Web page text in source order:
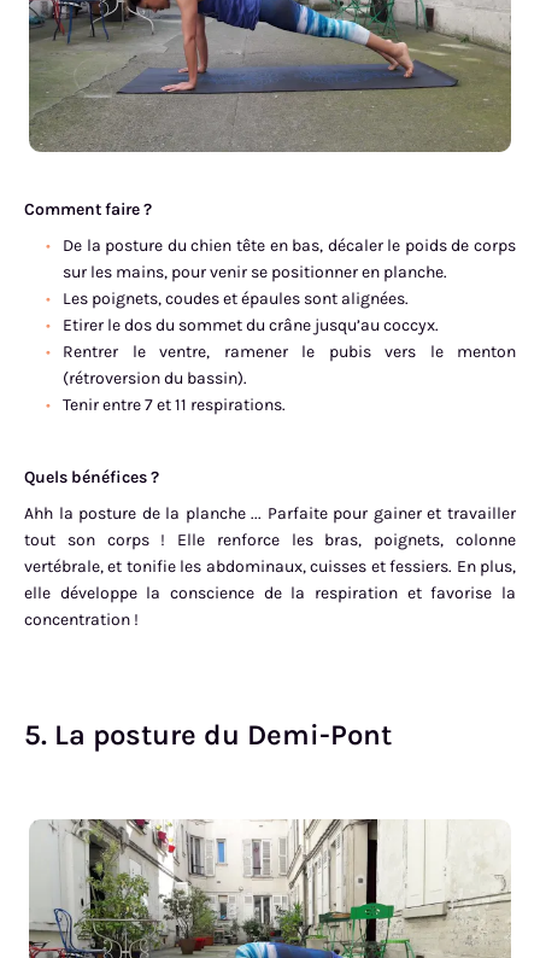
Comment faire ?
De la posture du chien tête en bas, décaler le poids de corps
sur les mains, pour venir se positionner en planche.
Les poignets, coudes et épaules sont alignées.
Etirer le dos du sommet du crâne jusqu’au coccyx.
Rentrer le ventre, ramener le pubis vers le menton
(rétroversion du bassin).
Tenir entre 7 et 11 respirations.
Quels bénéfices ?
Ahh la posture de la planche ... Parfaite pour gainer et travailler
tout son corps ! Elle renforce les bras, poignets, colonne
vertébrale, et tonifie les abdominaux, cuisses et fessiers. En plus,
elle développe la conscience de la respiration et favorise la
concentration !
5. La posture du Demi-Pont